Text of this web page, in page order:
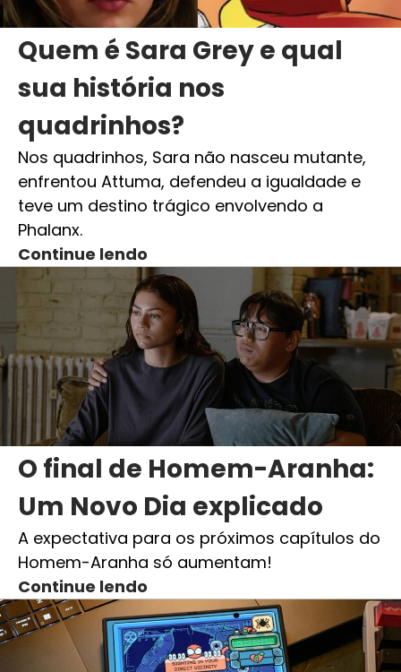
Quem é Sara Grey e qual
sua história nos
quadrinhos?
Nos quadrinhos, Sara não nasceu mutante,
enfrentou Attuma, defendeu a igualdade e
teve um destino trágico envolvendo a
Phalanx.
Continue lendo
O final de Homem-Aranha:
Um Novo Dia explicado
A expectativa para os próximos capítulos do
Homem-Aranha só aumentam!
Continue lendo